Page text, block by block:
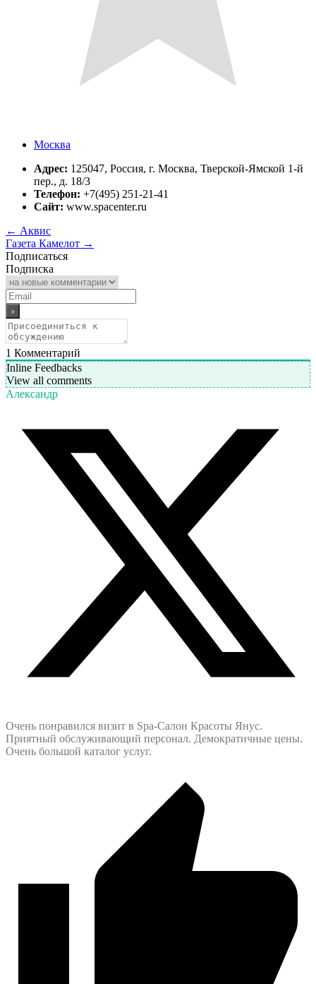
Москва
Адрес: 125047, Россия, г. Москва, Тверской-Ямской 1-й
пер., д. 18/3
Телефон: +7(495) 251-21-41
Сайт: www.spacenter.ru
← Аквис
Газета Камелот →
Подписаться
Подписка
1 Комментарий
Inline Feedbacks
View all comments
Александр
Очень понравился визит в Spa-Салон Красоты Янус.
Приятный обслуживающий персонал. Демократичные цены.
Очень большой каталог услуг.